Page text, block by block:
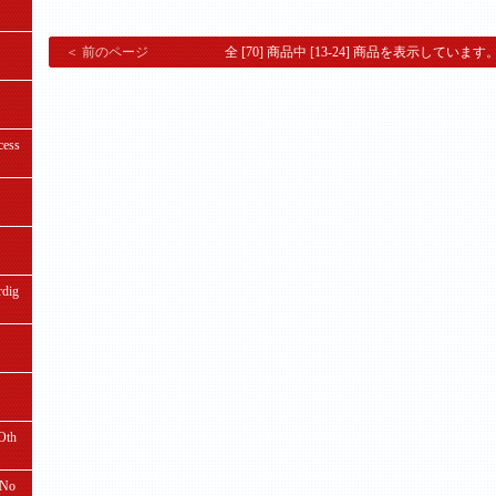
＜ 前のページ 全 [70] 商品中 [13-24] 商品を表示しています。